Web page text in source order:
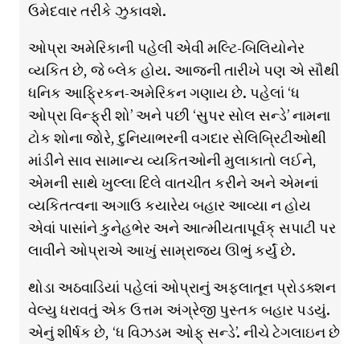
ઉમેદવાર તરીકે ઝુકાવશે.
ઓપ્રા અમેરિકાની પહેલી એવી મલ્ટિ-બિલિયોનેર
વ્યકિત છે, જે બ્લેક હોય. આજની તારીખે પણ એ સૌથી
ધનિક આફ્રિકન-અમેરિકન ગણાય છે. પહેલાં ‘ધ
ઓપ્રા વિન્ફ્રી શો’ અને પછી ‘સુપર સોલ સન્ડે’ નામના
ટોક શોના જોરે, દુનિયાભરની વગદાર સેલિબ્રિટીઓથી
માંડીને સાવ સામાન્ય વ્યકિતઓની મુલાકાતો લઈને,
એમની સાથે ખુલ્લા દિલે વાતચીત કરીને અને એમનાં
વ્યકિતત્વના અગાઉ કયારેય બહાર આવ્યા ન હોય
એવાં પાસાંને કુનેહભેર અને આત્મીયતાપૂર્વક્ સપાટી પર
લાવીને ઓપ્રાએ આખું સામ્રાજ્ય ઊભું કર્યું છે.
થોડા અઠવાડિયાં પહેલાં ઓપ્રાનું અફ્લાતૂન પ્રોડક્શન
વેલ્યુ ધરાવતું એક ઉત્તમ અંગ્રેજી પુસ્તક બહાર પડયું.
એનું શીર્ષક છે, ‘ધ વિઝડમ ઓફ્ સન્ડે’. નીચે ટેગલાઇન છે